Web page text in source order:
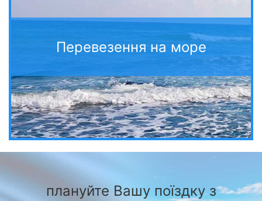
Перевезення на море
плануйте Вашу поїздку з